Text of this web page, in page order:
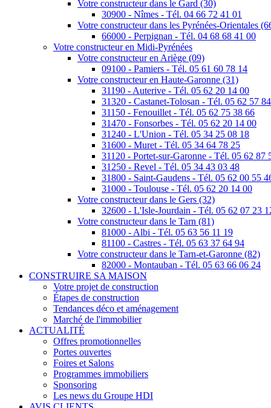
Votre constructeur dans le Gard (30)
30900 - Nîmes - Tél. 04 66 72 41 01
Votre constructeur dans les Pyrénées-Orientales
66000 - Perpignan - Tél. 04 68 68 41 00
Votre constructeur en Midi-Pyrénées
Votre constructeur en Ariège (09)
09100 - Pamiers - Tél. 05 61 60 78 14
Votre constructeur en Haute-Garonne (31)
31190 - Auterive - Tél. 05 62 20 14 00
31320 - Castanet-Tolosan - Tél. 05 62 57
31150 - Fenouillet - Tél. 05 62 75 38 66
31470 - Fonsorbes - Tél. 05 62 20 14 00
31240 - L'Union - Tél. 05 34 25 08 18
31600 - Muret - Tél. 05 34 64 78 25
31120 - Portet-sur-Garonne - Tél. 05 62 87
31250 - Revel - Tél. 05 34 43 03 48
31800 - Saint-Gaudens - Tél. 05 62 00 55
31000 - Toulouse - Tél. 05 62 20 14 00
Votre constructeur dans le Gers (32)
32600 - L'Isle-Jourdain - Tél. 05 62 07 23
Votre constructeur dans le Tarn (81)
81000 - Albi - Tél. 05 63 56 11 19
81100 - Castres - Tél. 05 63 37 64 94
Votre constructeur dans le Tarn-et-Garonne (82)
82000 - Montauban - Tél. 05 63 66 06 24
CONSTRUIRE SA MAISON
Votre projet de construction
Étapes de construction
Tendances déco et aménagement
Marché de l'immobilier
ACTUALITÉ
Offres promotionnelles
Portes ouvertes
Foires et Salons
Programmes immobiliers
Sponsoring
Les news du Groupe HDI